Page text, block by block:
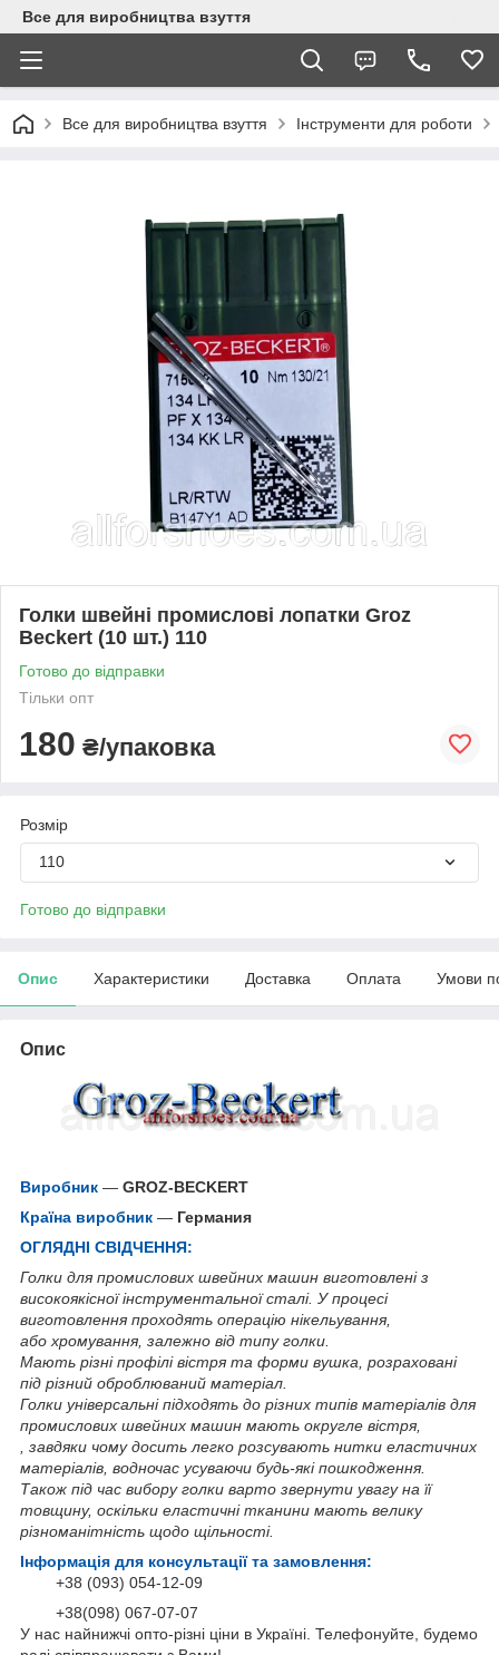
Все для виробництва взуття
Все для виробництва взуття Інструменти для роботи
Голки швейні промислові лопатки Groz
Beckert (10 шт.) 110
Готово до відправки
Тільки опт
180 ₴/упаковка
Розмір
110
Готово до відправки
Опис Характеристики Доставка Оплата Умови
Опис
Виробник — GROZ-BECKERT
Країна виробник — Германия
ОГЛЯДНІ СВІДЧЕННЯ:
Голки для промислових швейних машин виготовлені з
високоякісної інструментальної сталі. У процесі
виготовлення проходять операцію нікельування,
або хромування, залежно від типу голки.
Мають різні профілі вістря та форми вушка, розраховані
під різний оброблюваний матеріал.
Голки універсальні підходять до різних типів матеріалів для
промислових швейних машин мають округле вістря,
, завдяки чому досить легко розсувають нитки еластичних
матеріалів, водночас усуваючи будь-які пошкодження.
Також під час вибору голки варто звернути увагу на її
товщину, оскільки еластичні тканини мають велику
різноманітність щодо щільності.
Інформація для консультації та замовлення:
+38 (093) 054-12-09
+38(098) 067-07-07
У нас найнижчі опто-різні ціни в Україні. Телефонуйте, будемо